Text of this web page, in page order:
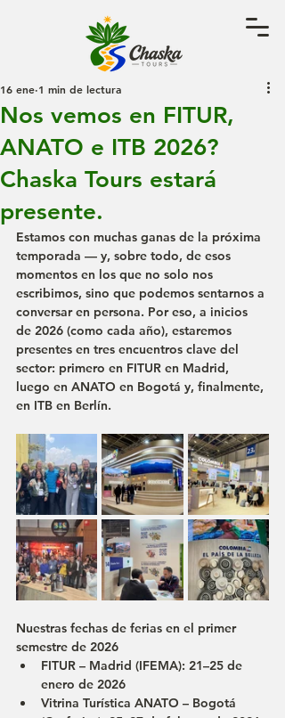
Nos vemos en FITUR,
ANATO e ITB 2026?
Chaska Tours estará
presente.
16 ene 1 min de lectura
Estamos con muchas ganas de la próxima
temporada — y, sobre todo, de esos
momentos en los que no solo nos
escribimos, sino que podemos sentarnos a
conversar en persona. Por eso, a inicios
de 2026 (como cada año), estaremos
presentes en tres encuentros clave del
sector: primero en FITUR en Madrid,
luego en ANATO en Bogotá y, finalmente,
en ITB en Berlín.
Nuestras fechas de ferias en el primer
semestre de 2026
FITUR – Madrid (IFEMA): 21–25 de
enero de 2026
Vitrina Turística ANATO – Bogotá